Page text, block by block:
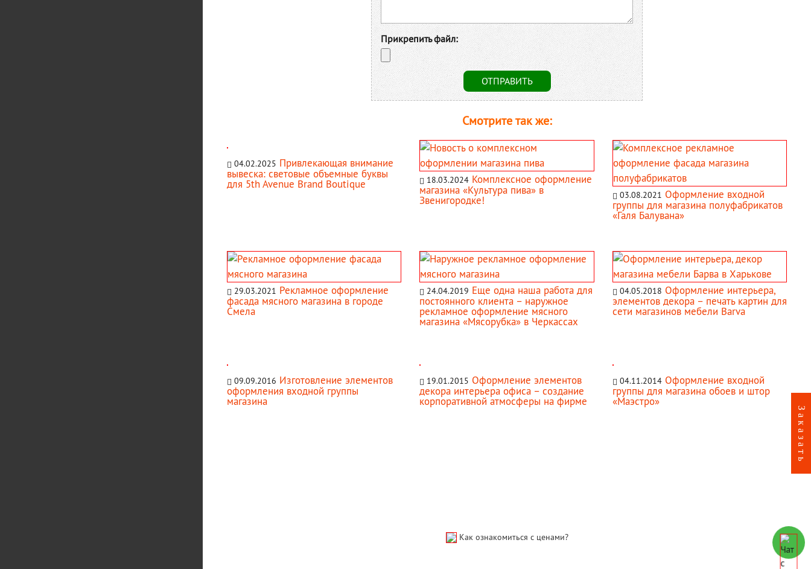
Прикрепить файл:
Смотрите так же:
04.02.2025 Привлекающая внимание
вывеска: световые объемные буквы
для 5th Avenue Brand Boutique 18.03.2024 Комплексное оформление
магазина «Культура пива» в
Звенигородке! 03.08.2021 Оформление входной
группы для магазина полуфабрикатов
«Галя Балувана»
29.03.2021 Рекламное оформление
фасада мясного магазина в городе
Смела
24.04.2019 Еще одна наша работа для
постоянного клиента – наружное
рекламное оформление мясного
магазина «Мясорубка» в Черкассах
04.05.2018 Оформление интерьера,
элементов декора – печать картин для
сети магазинов мебели Barva
09.09.2016 Изготовление элементов
оформления входной группы
магазина
19.01.2015 Оформление элементов
декора интерьера офиса – создание
корпоративной атмосферы на фирме
04.11.2014 Оформление входной
группы для магазина обоев и штор
«Маэстро»
Как ознакомиться с ценами?